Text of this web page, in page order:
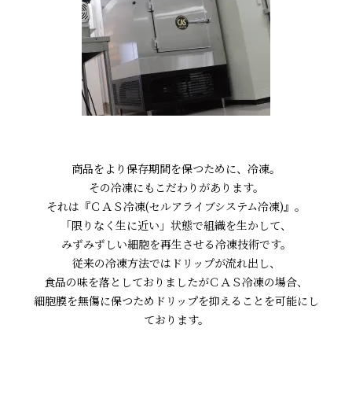
商品をより保存期間を保つために、冷凍。
その冷凍にもこだわりがあります。
それは『ＣＡＳ冷凍(セルアライブシステム冷凍)』。
「限りなく生に近い」状態で組織を生かして、
みずみずしい細胞を再生させる冷凍技術です。
従来の冷凍方法ではドリップが流れ出し、
食品の味を落としておりましたがＣＡＳ冷凍の場合、
細胞膜を無傷に保つためドリップを抑えることを可能にし
ております。